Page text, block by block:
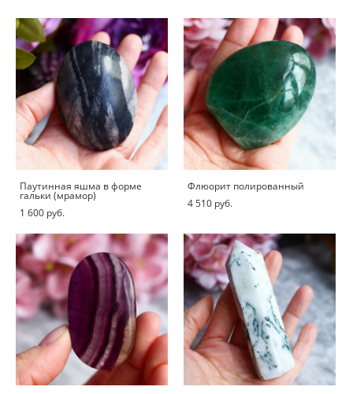
Паутинная яшма в форме
гальки (мрамор)
1 600 pуб.
Флюорит полированный
4 510 pуб.